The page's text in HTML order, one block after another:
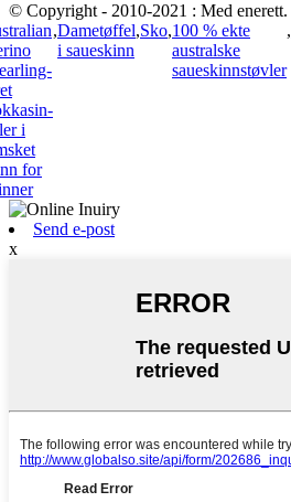
© Copyright - 2010-2021 : Med enerett.
i
for
,Dametøffel
i saueskinn
,Sko,100 % ekte
australske
saueskinnstøvler
,
Send e-post
x